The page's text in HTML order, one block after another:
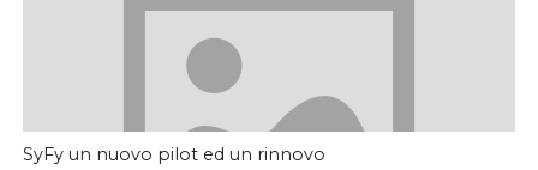
SyFy un nuovo pilot ed un rinnovo